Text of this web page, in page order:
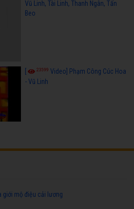
Vũ Linh, Tài Linh, Thanh Ngân, Tấn
Beo
23599 Video] Phạm Công Cúc Hoa
- Vũ Linh
giới mộ điệu cải lương